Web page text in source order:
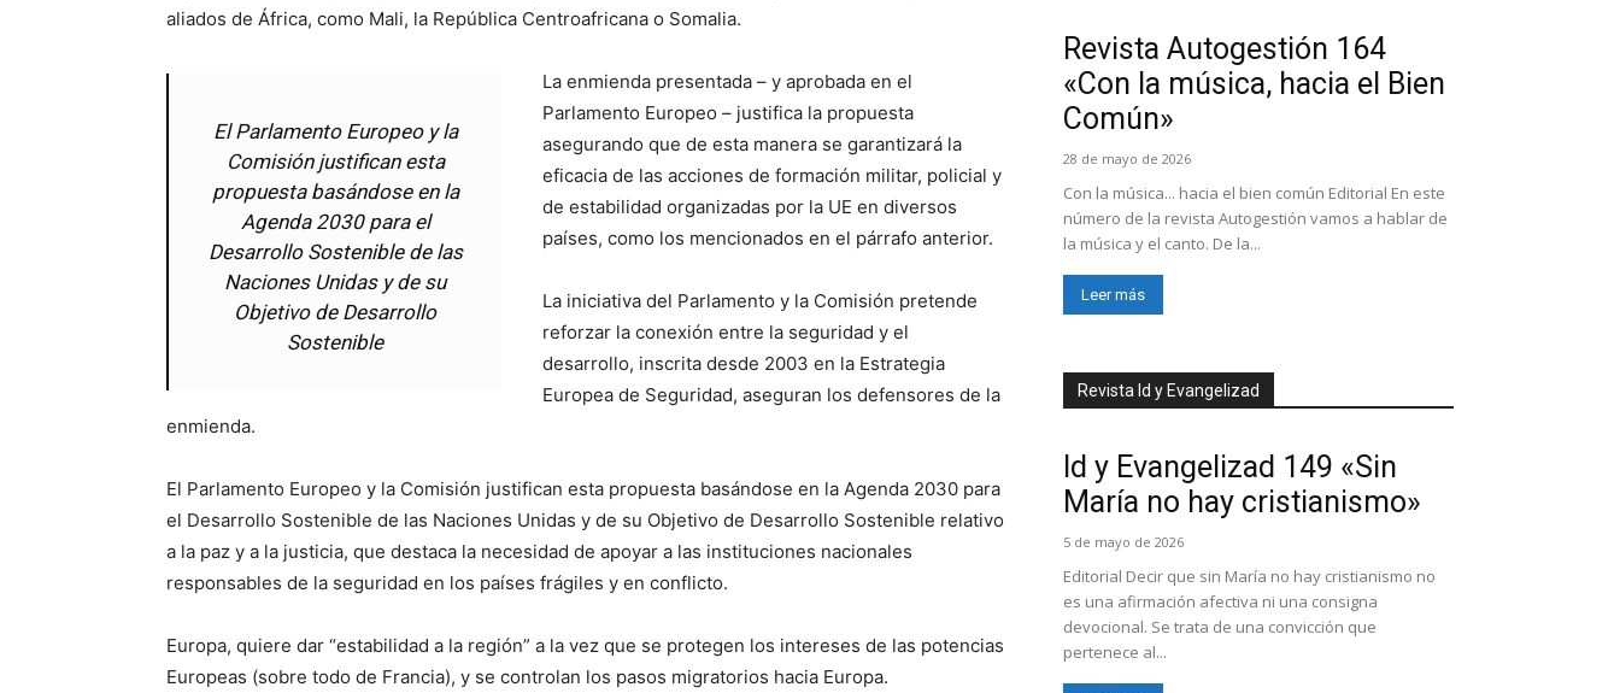
aliados de África, como Mali, la República Centroafricana o Somalia.
El Parlamento Europeo y la
Comisión justifican esta
propuesta basándose en la
Agenda 2030 para el
Desarrollo Sostenible de las
Naciones Unidas y de su
Objetivo de Desarrollo
Sostenible
La enmienda presentada – y aprobada en el
Parlamento Europeo – justifica la propuesta
asegurando que de esta manera se garantizará la
eficacia de las acciones de formación militar, policial y
de estabilidad organizadas por la UE en diversos
países, como los mencionados en el párrafo anterior.
La iniciativa del Parlamento y la Comisión pretende
reforzar la conexión entre la seguridad y el
desarrollo, inscrita desde 2003 en la Estrategia
Europea de Seguridad, aseguran los defensores de la
enmienda.
El Parlamento Europeo y la Comisión justifican esta propuesta basándose en la Agenda 2030 para
el Desarrollo Sostenible de las Naciones Unidas y de su Objetivo de Desarrollo Sostenible relativo
a la paz y a la justicia, que destaca la necesidad de apoyar a las instituciones nacionales
responsables de la seguridad en los países frágiles y en conflicto.
Europa, quiere dar “estabilidad a la región” a la vez que se protegen los intereses de las potencias
Europeas (sobre todo de Francia), y se controlan los pasos migratorios hacia Europa.
Revista Autogestión 164
«Con la música, hacia el Bien
Común»
28 de mayo de 2026
Con la música... hacia el bien común Editorial En este
número de la revista Autogestión vamos a hablar de
la música y el canto. De la...
Leer más
Revista Id y Evangelizad
Id y Evangelizad 149 «Sin
María no hay cristianismo»
5 de mayo de 2026
Editorial Decir que sin María no hay cristianismo no
es una afirmación afectiva ni una consigna
devocional. Se trata de una convicción que
pertenece al...